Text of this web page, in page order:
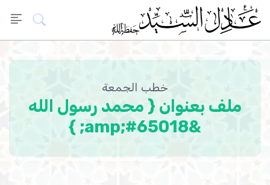
خطب الجمعة
ملف بعنوان { محمد رسول الله
&amp;#65018; }